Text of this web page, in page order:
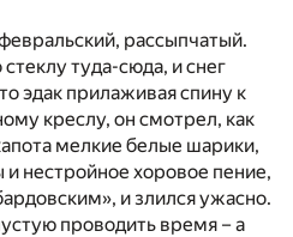
рассыпчатый.
туда-сюда, и снег
эдак прилаживая спину к
креслу, он смотрел, как
мелкие белые шарики,
нестройное хоровое пение,
и злился ужасно.
проводить время – а